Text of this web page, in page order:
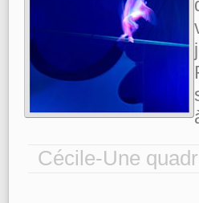
Cécile-Une